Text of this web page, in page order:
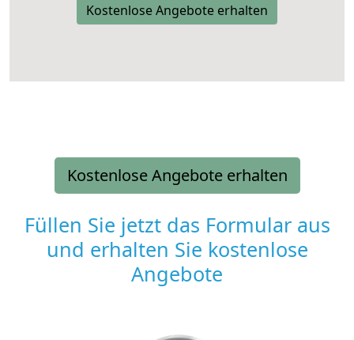
Kostenlose Angebote erhalten
Kostenlose Angebote erhalten
Füllen Sie jetzt das Formular aus
und erhalten Sie kostenlose
Angebote